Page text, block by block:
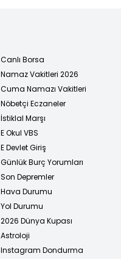
Canlı Borsa
Namaz Vakitleri 2026
Cuma Namazı Vakitleri
Nöbetçi Eczaneler
İstiklal Marşı
E Okul VBS
E Devlet Giriş
Günlük Burç Yorumları
Son Depremler
Hava Durumu
Yol Durumu
2026 Dünya Kupası
Astroloji
Instagram Dondurma